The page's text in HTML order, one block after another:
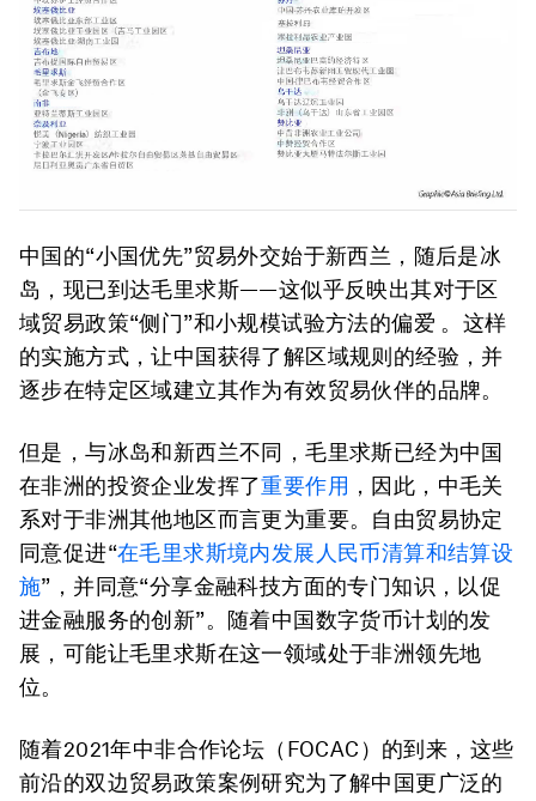
中国的“小国优先”贸​​易外交始于新西兰，随后是冰
岛，现已到达毛里求斯——这似乎反映出其对于区
域贸易政策“侧门”和小规模试验方法的偏爱 。这样
的实施方式，让中国获得了解区域规则的经验，并
逐步在特定区域建立其作为有效贸易伙伴的品牌。
但是，与冰岛和新西兰不同，毛里求斯已经为中国
在非洲的投资企业发挥了重要作用 ，因此，中毛关
系对于非洲其他地区而言更为重要。自由贸易协定
同意促进“在毛里求斯境内发展人民币清算和结算设
施”，并同意“分享金融科技方面的专门知识，以促
进金融服务的创新”。随着中国数字货币计划的发
展，可能让毛里求斯在这一领域处于非洲领先地
位。
随着2021年中非合作论坛（FOCAC）的到来，这些
前沿的双边贸易政策案例研究为了解中国更广泛的